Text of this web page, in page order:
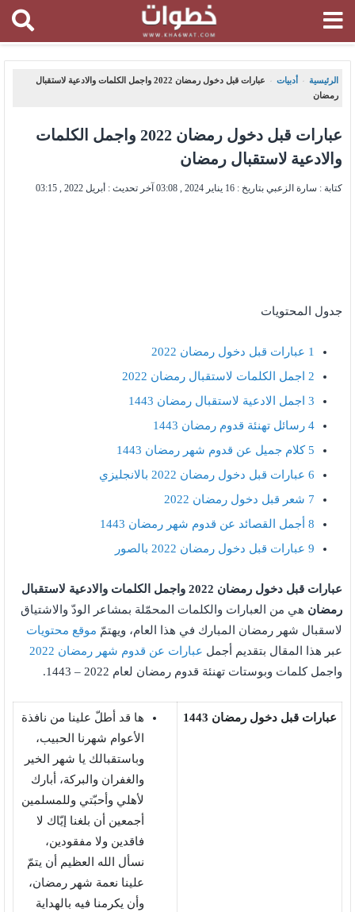
الرئيسية ، أدبيات ،
عبارات قبل دخول رمضان 2022 واجمل الكلمات والادعية لاستقبال
رمضان
عبارات قبل دخول رمضان 2022 واجمل الكلمات
والادعية لاستقبال رمضان
كتابة : سارة الزعبي بتاريخ : 16 يناير 2024 , 03:08 آخر تحديث : أبريل 2022 , 03:15
جدول المحتويات
1 عبارات قبل دخول رمضان 2022
2 اجمل الكلمات لاستقبال رمضان 2022
3 اجمل الادعية لاستقبال رمضان 1443
4 رسائل تهنئة قدوم رمضان 1443
5كلام جميل عن قدوم شهر رمضان 1443
6 عبارات قبل دخول رمضان 2022 بالانجليزي
7 شعر قبل دخول رمضان 2022
8 أجمل القصائد عن قدوم شهر رمضان 1443
9 عبارات قبل دخول رمضان 2022 بالصور
عبارات قبل دخول رمضان 2022 واجمل الكلمات والادعية لاستقبال
رمضان هي من العبارات والكلمات المحمّلة بمشاعر الودّ والاشتياق
لاسقبال شهر رمضان المبارك في هذا العام، ويهتمّ موقع محتويات
عبر هذا المقال بتقديم أجمل عبارات عن قدوم شهر رمضان 2022
واجمل كلمات وبوستات تهنئة قدوم رمضان لعام 2022 – 1443.
عبارات قبل دخول رمضان 1443
ها قد أطلّ علينا من نافذة
الأعوام شهرنا الحبيب،
وباستقبالك يا شهر الخير
والغفران والبركة، أبارك
لأهلي وأحبّتي وللمسلمين
أجمعين أن بلغنا إيّاك لا
فاقدين ولا مفقودين،
نسأل الله العظيم أن يتمّ
علينا نعمة شهر رمضان،
وأن يكرمنا فيه بالهداية